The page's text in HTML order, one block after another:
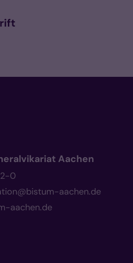
Aachen
0
aachen.de
aachen.de